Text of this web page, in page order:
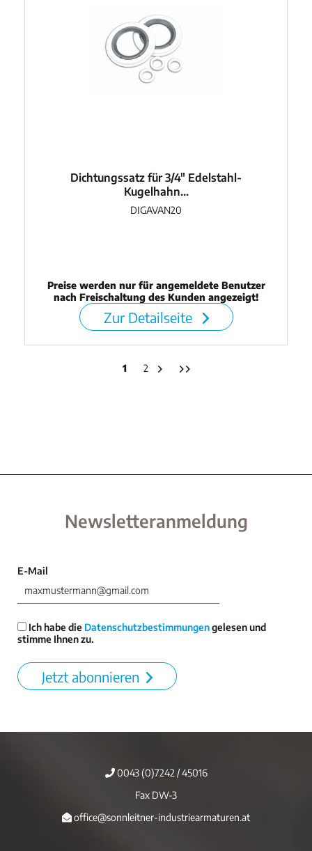
Dichtungssatz für 3/4" Edelstahl-
Kugelhahn...
DIGAVAN20
Preise werden nur für angemeldete Benutzer
nach Freischaltung des Kunden angezeigt!
Zur Detailseite
1 2
Newsletteranmeldung
E-Mail
Ich habe die Datenschutzbestimmungengelesen und
stimme Ihnen zu.
Jetzt abonnieren
0043 (0)7242 / 45016
Fax DW-3
office@sonnleitner-industriearmaturen.at